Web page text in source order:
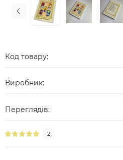
Код товару:
Виробник:
Переглядів:
2